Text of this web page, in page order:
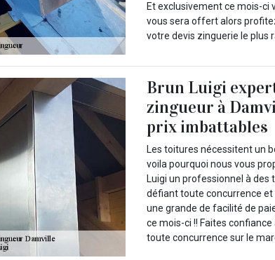
Et exclusivement ce mois-ci
vous sera offert alors
votre devis zinguerie le plus
Brun Luigi
zingueur à
prix imbattables
Les toitures nécessitent un
voila pourquoi nous vous
Luigi un professionnel à
défiant toute concurrence et
une grande de facilité de
ce mois-ci !! Faites
toute concurrence sur le